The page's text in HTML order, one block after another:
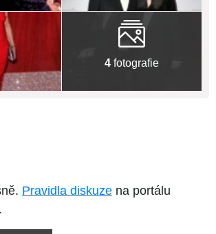
4 fotografie
Pravidla diskuze na portálu